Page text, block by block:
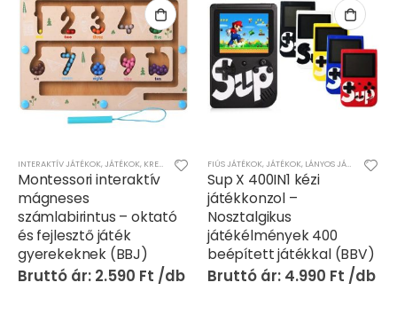
INTERAKTÍV JÁTÉKOK,JÁTÉKOK, KREATÍV ÉS KÉSZSÉGFEJLESZTŐ JÁTÉKOK
Montessori interaktív
mágneses
számlabirintus – oktató
és fejlesztő játék
gyerekeknek (BBJ)
2.590 Ft
FIÚS JÁTÉKOK,JÁTÉKOK, LÁNYOS JÁTÉKOK ,TV-
Sup X 400IN1 kézi
játékkonzol –
Nosztalgikus
játékélmények 400
beépített játékkal (BBV)
4.990 Ft